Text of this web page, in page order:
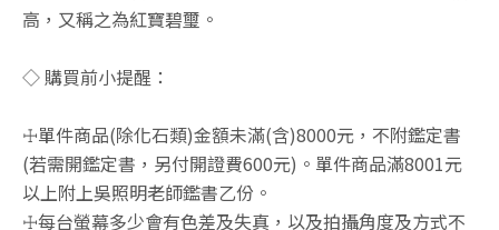
高，又稱之為紅寶碧璽。
◇ 購買前小提醒：
☩單件商品(除化石類)金額未滿(含)8000元，不附鑑定書
(若需開鑑定書，另付開證費600元)。單件商品滿8001元
以上附上吳照明老師鑑書乙份。
☩每台螢幕多少會有色差及失真，以及拍攝角度及方式不